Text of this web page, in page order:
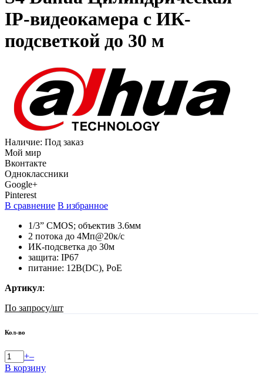
IP-видеокамера с ИК-
подсветкой до 30 м
Наличие: Под заказ
Мой мир
Вконтакте
Одноклассники
Google+
Pinterest
В сравнение В избранное
1/3” CMOS; объектив 3.6мм
2 потока до 4Мп@20к/с
ИК-подсветка до 30м
защита: IP67
питание: 12В(DC), PoE
Артикул:
По запросу/шт
Кол-во
+–
В корзину